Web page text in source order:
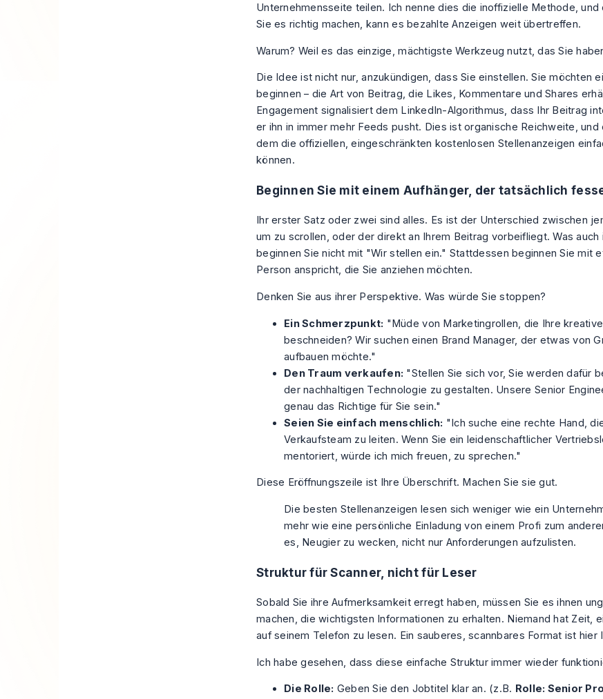
Unternehmensseite teilen. Ich nenne dies die inoffizielle Methode, und
Sie es richtig machen, kann es bezahlte Anzeigen weit übertreffen.
Warum? Weil es das einzige, mächtigste Werkzeug nutzt, das Sie
Die Idee ist nicht nur, anzukündigen, dass Sie einstellen. Sie möchten
beginnen – die Art von Beitrag, die Likes, Kommentare und Shares
Engagement signalisiert dem LinkedIn-Algorithmus, dass Ihr Beitrag
er ihn in immer mehr Feeds pusht. Dies ist organische Reichweite,
dem die offiziellen, eingeschränkten kostenlosen Stellenanzeigen
können.
Beginnen Sie mit einem Aufhänger, der tatsächlich
Ihr erster Satz oder zwei sind alles. Es ist der Unterschied zwischen
um zu scrollen, oder der direkt an Ihrem Beitrag vorbeifliegt. Was auch
beginnen Sie nicht mit "Wir stellen ein." Stattdessen beginnen Sie mit
Person anspricht, die Sie anziehen möchten.
Denken Sie aus ihrer Perspektive. Was würde Siestoppen?
Ein Schmerzpunkt: "Müde von Marketingrollen, die Ihre
beschneiden? Wir suchen einen Brand Manager, der etwas von
aufbauen möchte."
Den Traum verkaufen: "Stellen Sie sich vor, Sie werden dafür
der nachhaltigen Technologie zu gestalten. Unsere Senior
genau das Richtige für Sie sein."
Seien Sie einfach menschlich: "Ich suche eine rechte Hand,
Verkaufsteam zu leiten. Wenn Sie ein leidenschaftlicher
mentoriert, würde ich mich freuen, zu sprechen."
Diese Eröffnungszeile ist Ihre Überschrift. Machen Sie sie gut.
Die besten Stellenanzeigen lesen sich weniger wie ein
mehr wie eine persönliche Einladung von einem Profi zum
es, Neugier zu wecken, nicht nur Anforderungen aufzulisten.
Struktur für Scanner, nicht für Leser
Sobald Sie ihre Aufmerksamkeit erregt haben, müssen Sie es ihnen
machen, die wichtigsten Informationen zu erhalten. Niemand hat Zeit,
auf seinem Telefon zu lesen. Ein sauberes, scannbares Format ist hier
Ich habe gesehen, dass diese einfache Struktur immer wieder
Die Rolle: Geben Sie den Jobtitel klar an. (z.B. Rolle: Senior